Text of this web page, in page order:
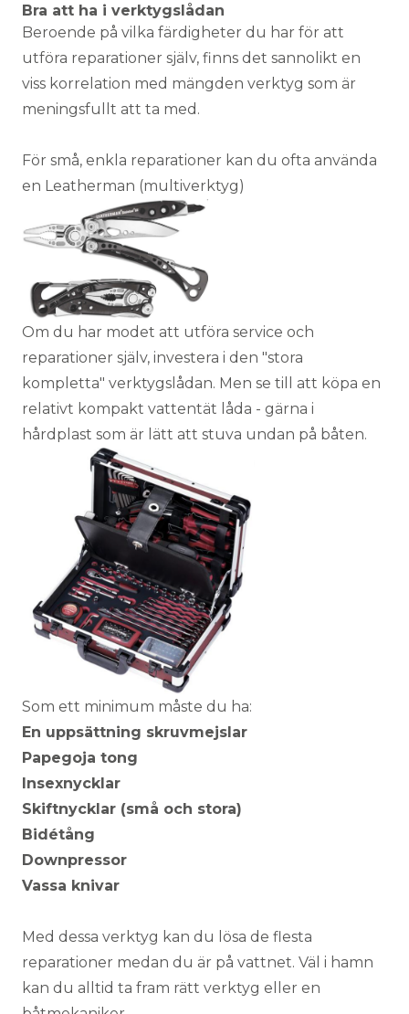
Bra att ha i verktygslådan
Beroende på vilka färdigheter du har för att
utföra reparationer själv, finns det sannolikt en
viss korrelation med mängden verktyg som är
meningsfullt att ta med.
För små, enkla reparationer kan du ofta använda
en Leatherman (multiverktyg)
Om du har modet att utföra service och
reparationer själv, investera i den "stora
kompletta" verktygslådan. Men se till att köpa en
relativt kompakt vattentät låda - gärna i
hårdplast som är lätt att stuva undan på båten.
Som ett minimum måste du ha:
En uppsättning skruvmejslar
Papegoja tong
Insexnycklar
Skiftnycklar (små och stora)
Bidétång
Downpressor
Vassa knivar
Med dessa verktyg kan du lösa de flesta
reparationer medan du är på vattnet. Väl i hamn
kan du alltid ta fram rätt verktyg eller en